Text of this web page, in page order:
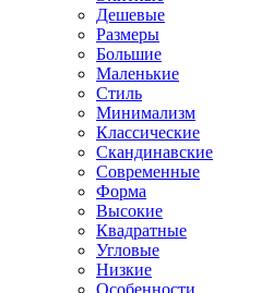
Дешевые
Размеры
Большие
Маленькие
Стиль
Минимализм
Классические
Скандинавские
Современные
Форма
Высокие
Квадратные
Угловые
Низкие
Особенности